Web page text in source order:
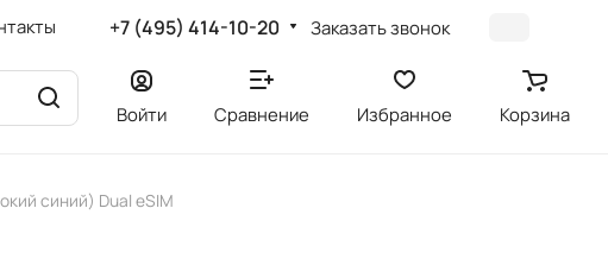
+7 (495) 414-10-20 Заказать звонок
Войти Сравнение Избранное Корзина
синий) Dual eSIM